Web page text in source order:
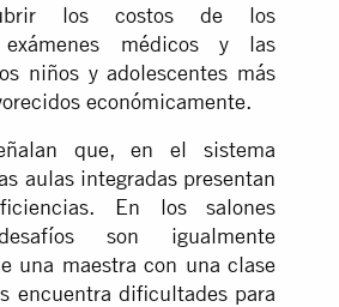
los costos de los
médicos y las
niños y adolescentes más
económicamente.
que, en el sistema
aulas integradas presentan
En los salones
son igualmente
una maestra con una clase
encuentra dificultades para